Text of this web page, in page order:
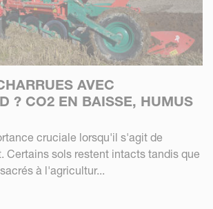
AVEC
? CO2 EN BAISSE, HUMUS
cruciale lorsqu'il s'agit de
Certains sols restent intacts tandis que
à l'agricultur...